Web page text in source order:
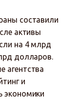
составили
активы
на 4 млрд
долларов.
агентства
и
экономики